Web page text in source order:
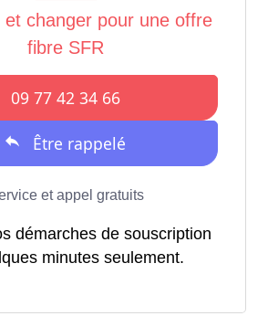
démarches de souscription
minutes seulement.